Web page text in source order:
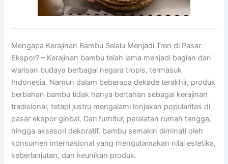
Mengapa Kerajinan Bambu Selalu Menjadi Tren di Pasar
Ekspor? – Kerajinan bambu telah lama menjadi bagian dari
warisan budaya berbagai negara tropis, termasuk
Indonesia. Namun dalam beberapa dekade terakhir, produk
berbahan bambu tidak hanya bertahan sebagai kerajinan
tradisional, tetapi justru mengalami lonjakan popularitas di
pasar ekspor global. Dari furnitur, peralatan rumah tangga,
hingga aksesori dekoratif, bambu semakin diminati oleh
konsumen internasional yang mengutamakan nilai estetika,
keberlanjutan, dan keunikan produk.